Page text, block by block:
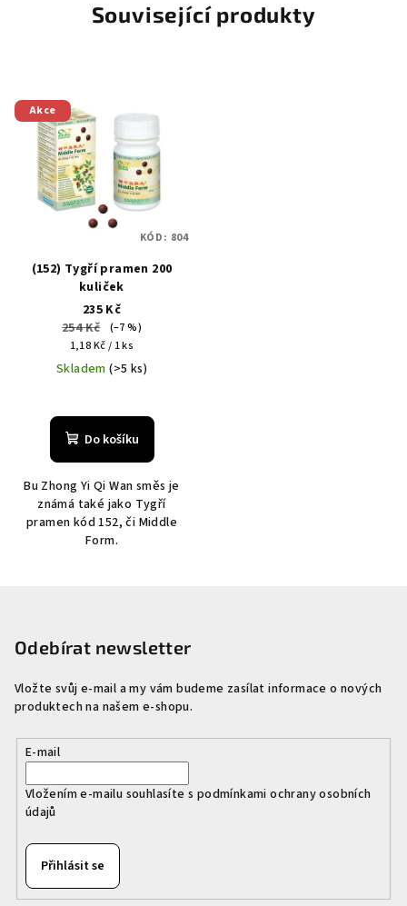
Související produkty
Akce
(152) Tygří pramen 200
kuliček
235 Kč
254 Kč
(–7 %)
Měrná
cena:
1,18 Kč / 1 ks
Skladem(>5 ks)
Do košíku
Bu Zhong Yi Qi Wan směs je
známá také jako Tygří
pramen kód 152, či Middle
Form.
KÓD: 804
Odebírat newsletter
Vložte svůj e-mail a my vám budeme zasílat informace o nových
produktech na našem e-shopu.
E-mail
Vložením e-mailu souhlasíte s podmínkami ochrany osobních
údajů
Přihlásit se